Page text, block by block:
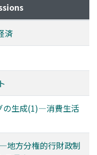
済
の生成(1)―消費生活
地方分権的行財政制